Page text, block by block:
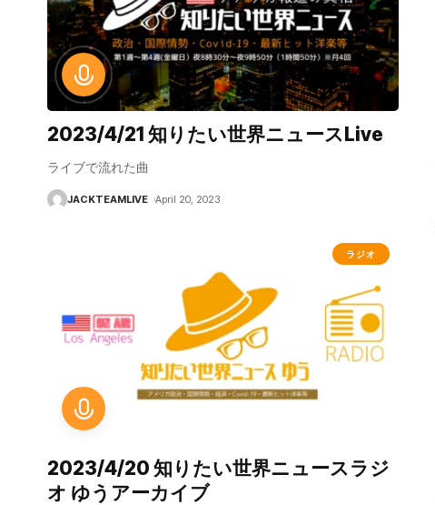
2023/4/21 知りたい世界ニュースLive
ライブで流れた曲
JACKTEAMLIVE April 20, 2023
ラジオ
2023/4/20 知りたい世界ニュースラジ
オ ゆうアーカイブ